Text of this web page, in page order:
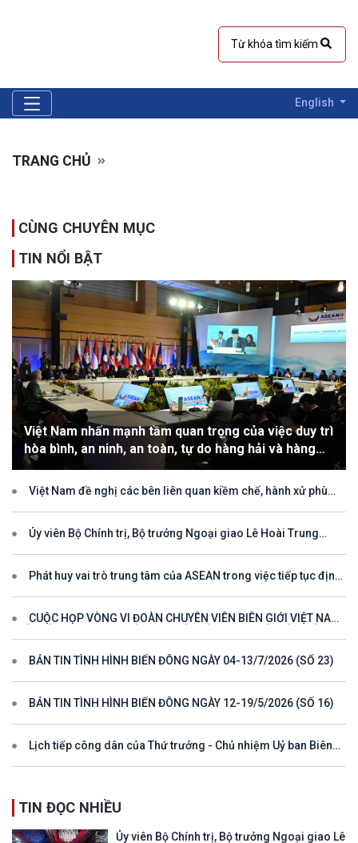
English
TRANG CHỦ
CÙNG CHUYÊN MỤC
TIN NỔI BẬT
Việt Nam nhấn mạnh tầm quan trọng của việc duy trì
hòa bình, an ninh, an toàn, tự do hàng hải và hàng
không
Việt Nam đề nghị các bên liên quan kiềm chế, hành xử phù
phán đối với vùng đặc quyền kinh tế và thềm lục địa của quốc gia
ven biển
Ủy viên Bộ Chính trị, Bộ trưởng Ngoại giao Lê Hoài Trung
Phát huy vai trò trung tâm của ASEAN trong việc tiếp tục định
CUỘC HỌP VÒNG VI ĐOÀN CHUYÊN VIÊN BIÊN GIỚI VIỆT NAM
TRIỂN
BẢN TIN TÌNH HÌNH BIỂN ĐÔNG NGÀY 04-13/7/2026 (SỐ 23)
BẢN TIN TÌNH HÌNH BIỂN ĐÔNG NGÀY 12-19/5/2026 (SỐ 16)
Lịch tiếp công dân của Thứ trưởng - Chủ nhiệm Uỷ ban Biên
TIN ĐỌC NHIỀU
Ủy viên Bộ Chính trị, Bộ trưởng Ngoại giao Lê